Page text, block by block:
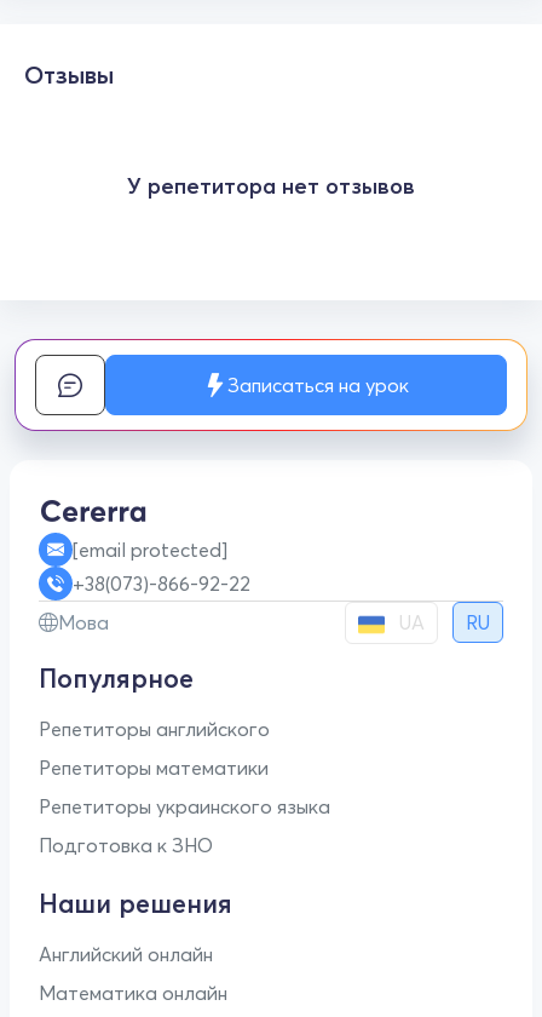
Отзывы
У репетитора нет отзывов
Записаться на урок
[email protected]
+38(073)-866-92-22
Мова
UA RU
Популярное
Репетиторы английского
Репетиторы математики
Репетиторы украинского языка
Подготовка к ЗНО
Наши решения
Английский онлайн
Математика онлайн